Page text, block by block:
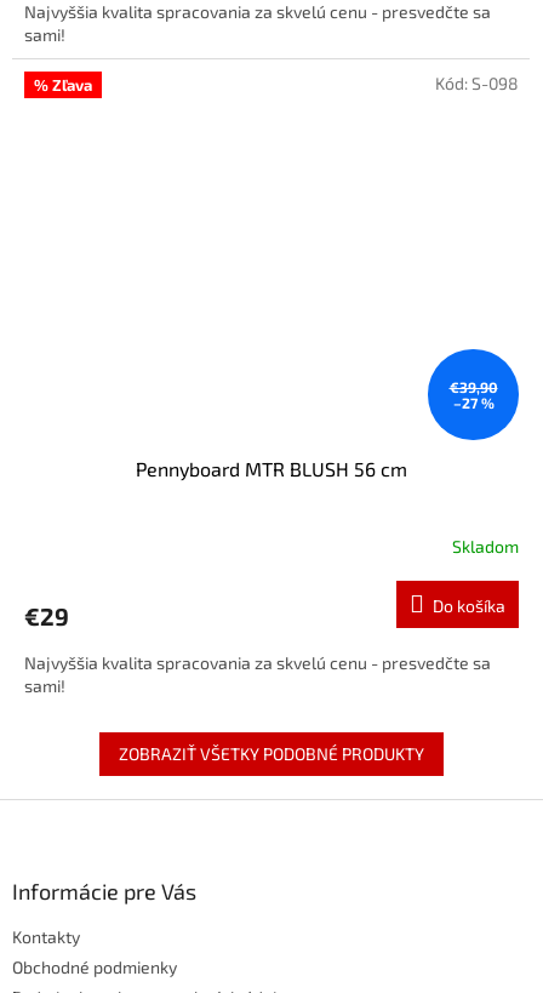
Najvyššia kvalita spracovania za skvelú cenu - presvedčte sa
sami!
% Zľava
€39,90
–27 %
Pennyboard MTR BLUSH 56 cm
Skladom
€29 Do košíka
Najvyššia kvalita spracovania za skvelú cenu - presvedčte sa
sami!
Kód:S-098
ZOBRAZIŤ VŠETKY PODOBNÉ PRODUKTY
Informácie pre Vás
Kontakty
Obchodné podmienky